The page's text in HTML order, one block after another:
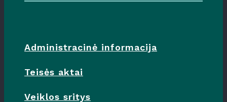
Administracinė informacija
Teisės aktai
Veiklos sritys